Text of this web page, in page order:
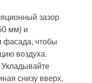
зазор
мм) и
фасада, чтобы
воздуха.
снизу вверх,